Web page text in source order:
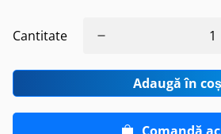
Cantitate
Adaugă în coș
Comandă